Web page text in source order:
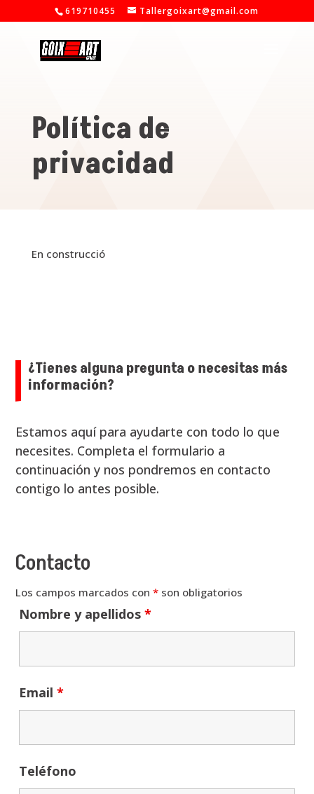
619710455 Tallergoixart@gmail.com
Política de
privacidad
En construcció
¿Tienes alguna pregunta o necesitas más
información?
Estamos aquí para ayudarte con todo lo que
necesites. Completa el formulario a
continuación y nos pondremos en contacto
contigo lo antes posible.
Contacto
Los campos marcados con* son obligatorios
Nombre y apellidos*
Email*
Teléfono